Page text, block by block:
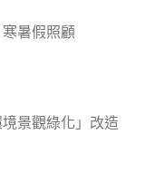
暑假照顧
景觀綠化」改造